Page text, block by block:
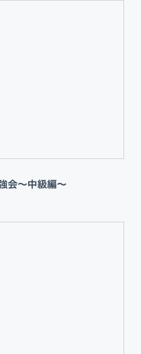
会〜中級編〜